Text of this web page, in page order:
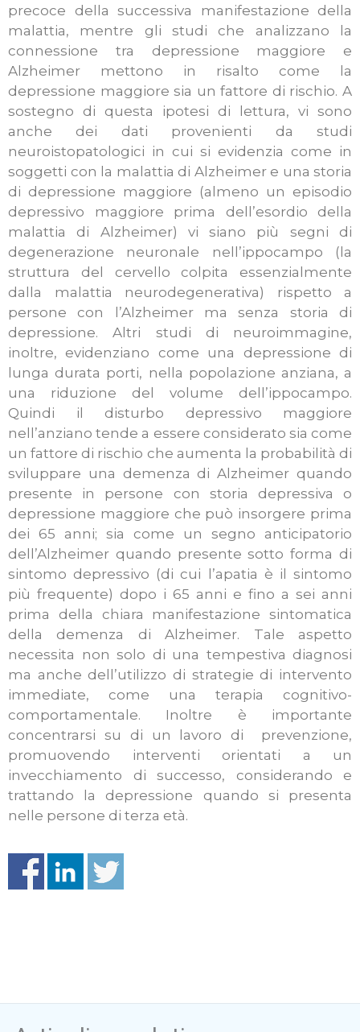
precoce della successiva manifestazione della
malattia, mentre gli studi che analizzano la
connessione tra depressione maggiore e
Alzheimer mettono in risalto come la
depressione maggiore sia un fattore di rischio. A
sostegno di questa ipotesi di lettura, vi sono
anche dei dati provenienti da studi
neuroistopatologici in cui si evidenzia come in
soggetti con la malattia di Alzheimer e una storia
di depressione maggiore (almeno un episodio
depressivo maggiore prima dell’esordio della
malattia di Alzheimer) vi siano più segni di
degenerazione neuronale nell’ippocampo (la
struttura del cervello colpita essenzialmente
dalla malattia neurodegenerativa) rispetto a
persone con l’Alzheimer ma senza storia di
depressione.Altri studi di neuroimmagine,
inoltre, evidenziano come una depressione di
lunga durata porti, nella popolazione anziana, a
una riduzione del volume dell’ippocampo.
Quindi il disturbo depressivo maggiore
nell’anziano tende a essere considerato sia come
un fattore di rischio che aumenta la probabilità di
sviluppare una demenza di Alzheimer quando
presente in persone con storia depressiva o
depressione maggiore che può insorgere prima
dei 65 anni; sia come un segno anticipatorio
dell’Alzheimer quando presente sotto forma di
sintomo depressivo (di cui l’apatia è il sintomo
più frequente) dopo i 65 anni e fino a sei anni
prima della chiara manifestazione sintomatica
della demenza di Alzheimer. Tale aspetto
necessita non solo di una tempestiva diagnosi
ma anche dell’utilizzo di strategie di intervento
immediate, come una terapia cognitivo-
comportamentale. Inoltre è importante
concentrarsi su di un lavoro di prevenzione,
promuovendo interventi orientati a un
invecchiamento di successo, considerando e
trattando la depressione quando si presenta
nelle persone di terza età.